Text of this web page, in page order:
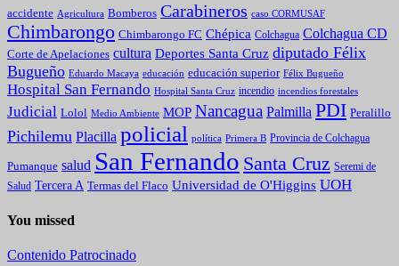
accidente Agricultura Bomberos Carabineros caso CORMUSAF
Chimbarongo Chimbarongo FC Chépica Colchagua Colchagua CD
Corte de Apelaciones cultura Deportes Santa Cruz diputado Félix
Bugueño Eduardo Macaya educación educación superior Félix Bugueño
Hospital San Fernando Hospital Santa Cruz incendio incendios forestales
Judicial Lolol Medio Ambiente MOP Nancagua Palmilla PDI Peralillo
Pichilemu Placilla policial política Primera B Provincia de Colchagua
Pumanque salud San Fernando Santa Cruz Seremi de
Salud Tercera A Termas del Flaco Universidad de O'Higgins UOH
You missed
Contenido Patrocinado